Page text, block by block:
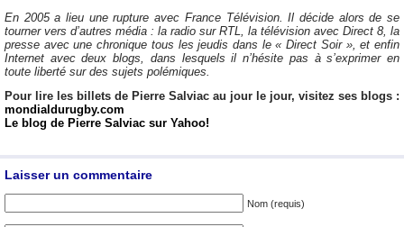
En 2005 a lieu une rupture avec France Télévision. Il décide alors de se
tourner vers d’autres média : la radio sur RTL, la télévision avec Direct 8, la
presse avec une chronique tous les jeudis dans le « Direct Soir », et enfin
Internet avec deux blogs, dans lesquels il n’hésite pas à s’exprimer en
toute liberté sur des sujets polémiques.
Pour lire les billets de Pierre Salviac au jour le jour, visitez ses blogs :
mondialdurugby.com
Le blog de Pierre Salviac sur Yahoo!
Laisser un commentaire
Nom (requis)